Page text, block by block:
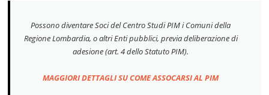
Possono diventare Soci del Centro Studi PIM i Comuni della
Regione Lombardia, o altri Enti pubblici, previa deliberazione di
adesione (art. 4 dello Statuto PIM).
MAGGIORI DETTAGLI SU COME ASSOCARSI AL PIM